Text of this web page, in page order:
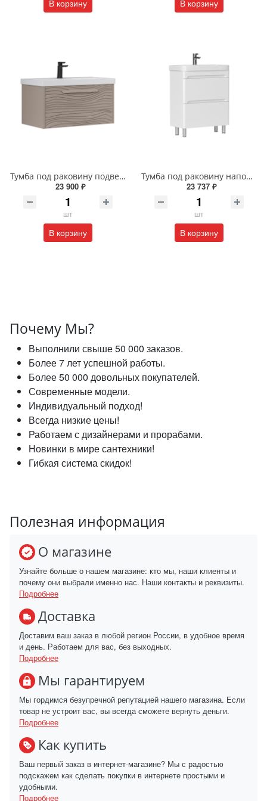
В корзину В корзину
Тумба под раковину подвесная EQUIL Глеам 80.1Я/Gleam 80.1Y амарок/дуб вотан tpGLEAM80.1Y-25
23 900 ₽
шт
В корзину
Тумба под раковину напольная EQUIL Найс 60 см tnNICE60.2Y-05 белая
23 737 ₽
шт
В корзину
Почему Мы?
Выполнили свыше 50 000 заказов.
Более 7 лет успешной работы.
Более 50 000 довольных покупателей.
Современные модели.
Индивидуальный подход!
Всегда низкие цены!
Работаем с дизайнерами и прорабами.
Новинки в мире сантехники!
Гибкая система скидок!
Полезная информация
О магазине
Узнайте больше о нашем магазине: кто мы, наши клиенты и
почему они выбрали именно нас. Наши контакты и реквизиты.
Подробнее
Доставка
Доставим ваш заказ в любой регион России, в удобное время
и день. Работаем для вас, без выходных.
Подробнее
Мы гарантируем
Мы гордимся безупречной репутацией нашего магазина. Если
товар не устроит вас, вы всегда сможете вернуть деньги.
Подробнее
Как купить
Ваш первый заказ в интернет-магазине? Мы с радостью
подскажем как сделать покупки в интернете простыми и
удобными.
Подробнее